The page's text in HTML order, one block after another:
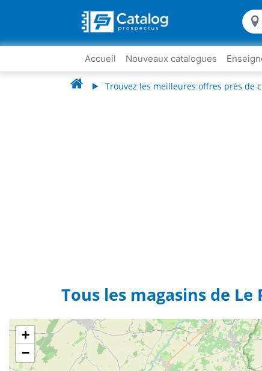
Accueil Nouveaux catalogues
Trouvez les meilleures offres près de
Tous les magasins de
+
−